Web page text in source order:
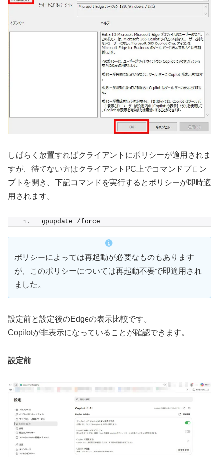
しばらく放置すればクライアントにポリシーが適用されま
すが、待てない方はクライアントPC上でコマンドプロン
プトを開き、下記コマンドを実行するとポリシーが即時適
用されます。
gpupdate /force
ポリシーによっては再起動が必要なものもあります
が、このポリシーについては再起動不要で即適用され
ました。
設定前と設定後のEdgeの表示比較です。
Copilotが非表示になっていることが確認できます。
設定前